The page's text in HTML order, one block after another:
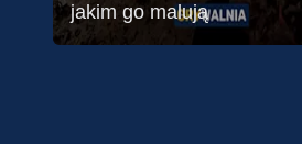
jakim go malują